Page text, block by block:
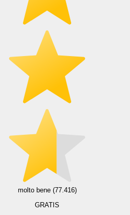
molto bene (77.416)
GRATIS